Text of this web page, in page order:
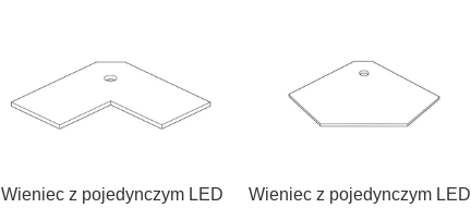
Wieniec z pojedynczym LED
Wieniec z pojedynczym LED